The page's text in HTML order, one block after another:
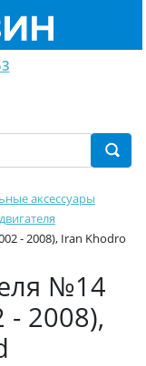
аксессуары
- 2008), Iran Khodro
№14
- 2008),